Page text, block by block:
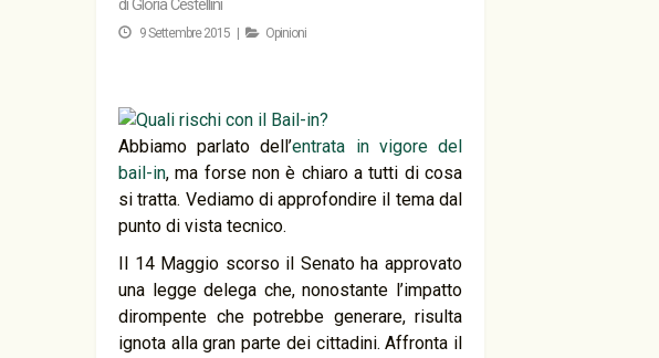
diGloria Cestellini
9 Settembre 2015 | Opinioni
Abbiamo parlato dell’entrata in vigore del
bail-in, ma forse non è chiaro a tutti di cosa
si tratta. Vediamo di approfondire il tema dal
punto di vista tecnico.
Il 14 Maggio scorso il Senato ha approvato
una legge delega che, nonostante l’impatto
dirompente che potrebbe generare, risulta
ignota alla gran parte dei cittadini. Affronta il